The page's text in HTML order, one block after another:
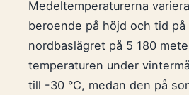
Medeltemperaturerna
beroende på höjd och tid
nordbaslägret på 5 180
temperaturen under
till -30 °C, medan den på